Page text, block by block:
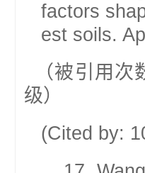
factors
est soils.
（被引用次
级）
(Cited by: